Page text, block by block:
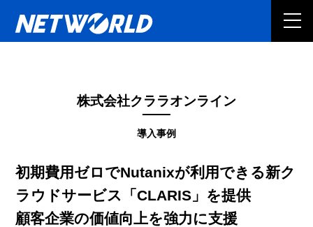
導入事例
株式会社クララオンライン
初期費用ゼロでNutanixが利用できる新ク
ラウドサービス「CLARIS」を提供
顧客企業の価値向上を強力に支援